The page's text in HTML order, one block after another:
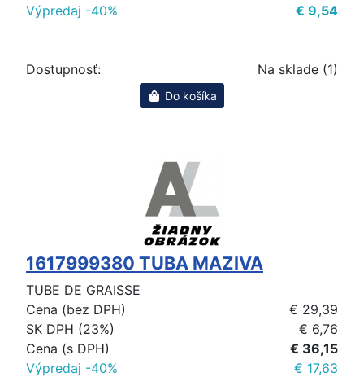
Výpredaj -40%
€ 9,54
Dostupnosť: Na sklade (1)
Do košíka
1617999380 TUBA MAZIVA
TUBE DE GRAISSE
Cena (bez DPH)
€ 29,39
SK DPH (23%)
€ 6,76
Cena (s DPH)
€ 36,15
Výpredaj -40%
€ 17,63